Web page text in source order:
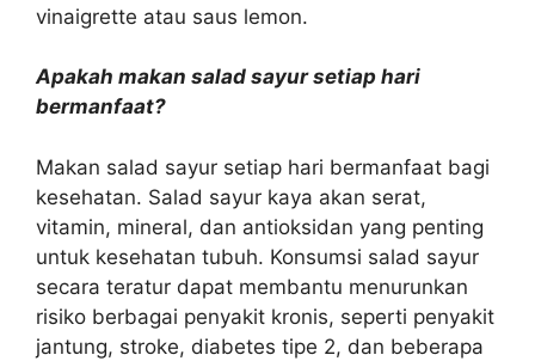
vinaigrette atau saus lemon.
Apakah makan salad sayur setiap hari
bermanfaat?
Makan salad sayur setiap hari bermanfaat bagi
kesehatan. Salad sayur kaya akan serat,
vitamin, mineral, dan antioksidan yang penting
untuk kesehatan tubuh. Konsumsi salad sayur
secara teratur dapat membantu menurunkan
risiko berbagai penyakit kronis, seperti penyakit
jantung, stroke, diabetes tipe 2, dan beberapa